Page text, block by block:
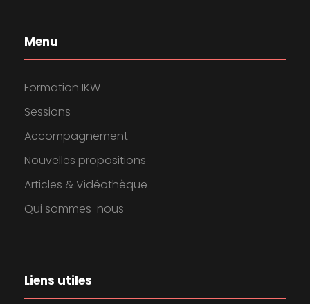
Menu
Formation IKW
Sessions
Accompagnement
Nouvelles propositions
Articles & Vidéothèque
Qui sommes-nous
Liens utiles